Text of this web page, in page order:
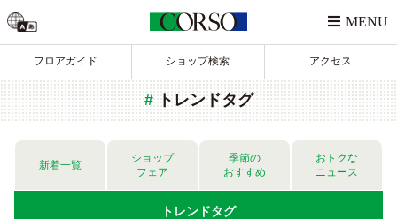
フロアガイド ショップ検索 アクセス
トレンドタグ
新着一覧
ショップ
フェア
季節の
おすすめ
おトクな
ニュース
トレンドタグ